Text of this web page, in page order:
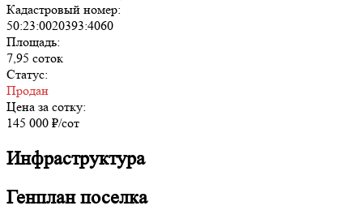
Кадастровый номер:
50:23:0020393:4060
Площадь:
7,95 соток
Статус:
Продан
Цена за сотку:
145 000 ₽/сот
Инфраструктура
Генплан поселка